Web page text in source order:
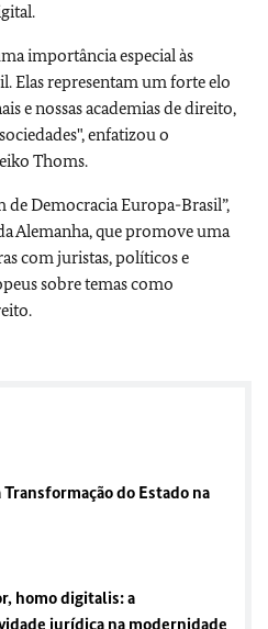
importância especial às
Elas representam um forte elo
e nossas academias de direito,
enfatizou o
Thoms.
de Democracia Europa-Brasil”,
Alemanha, que promove uma
com juristas, políticos e
sobre temas como
do Estado na
homo digitalis: a
jurídica na modernidade